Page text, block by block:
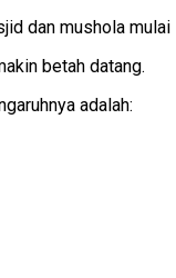
dan mushola mulai
betah datang.
adalah: